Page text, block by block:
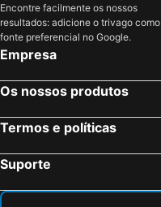
Encontre facilmente os nossos
resultados: adicione o trivago como
fonte preferencial no Google.
Empresa
Os nossos produtos
Termos e políticas
Suporte